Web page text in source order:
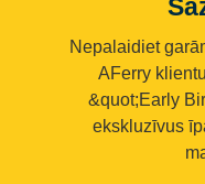
Nepalaidiet
AFerry
&quot;Early
ekskluzīvus